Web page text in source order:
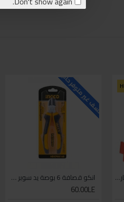
طقم قياس كبس موتور السياره 3 ق
للاسف غير متوفر حاليا
انكو قصافة 6 بوصة يد سوبر وان
60.00LE